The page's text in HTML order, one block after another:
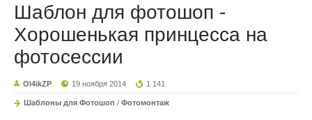
Шаблон для фотошоп -
Хорошенькая принцесса на
фотосессии
Ol4ikZP 19 ноября 2014 1 141
Шаблоны для Фотошоп / Фотомонтаж